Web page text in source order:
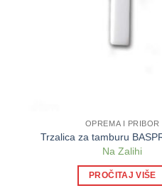
OPREMA I PRIBOR
Trzalica za tamburu
Na Zalihi
PROČITAJ VIŠE